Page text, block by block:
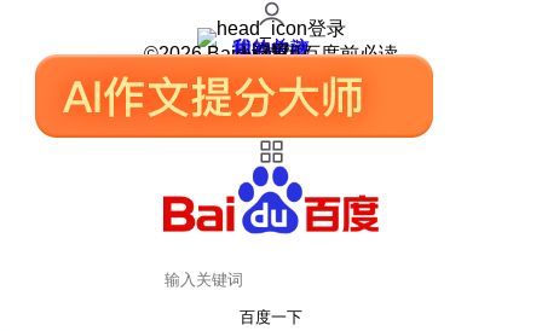
登录
我的关注
我的收藏
皮肤中心
用户反馈
设置
©2026 Baidu 使用百度前必读
百度一下